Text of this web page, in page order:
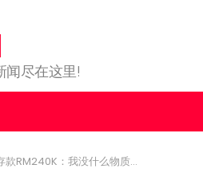
闻尽在这里!
没什么物质欲望！网友：等你有女朋友，存款就会消失了！